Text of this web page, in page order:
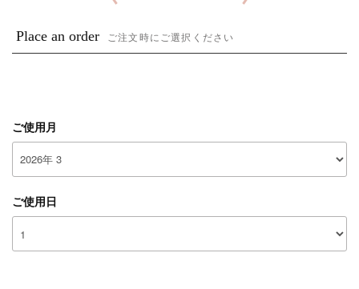
Place an order ご注文時にご選択ください
ご使用月
ご使用日